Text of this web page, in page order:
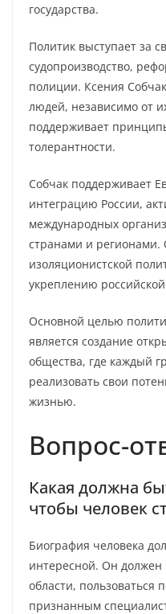
государства.
Политик выступает за
судопроизводство,
полиции. Ксения
людей, независимо от
поддерживает
толерантности.
Собчак поддерживает
интеграцию России,
международных
странами и регионами.
изоляционистской
укреплению
Основной целью
является создание
общества, где каждый
реализовать свои
жизнью.
Вопрос-
Какая должна
чтобы человек
Биография человека
интересной. Он должен
области, пользоваться
признанным